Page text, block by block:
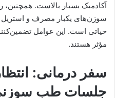
آکادمیک بسیار بالاست.
سوزن‌های یکبار مصرف و استریل
حیاتی است. این عوامل
مؤثر هستند.
سفر درمانی:
جلسات طب